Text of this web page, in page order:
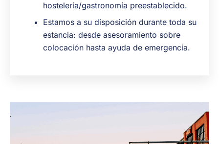
hostelería/gastronomía preestablecido.
Estamos a su disposición durante toda su
estancia: desde asesoramiento sobre
colocación hasta ayuda de emergencia.